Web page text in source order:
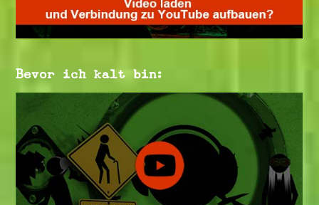
Bevor ich kalt bin: